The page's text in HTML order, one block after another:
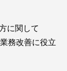
に関して
務改善に役立